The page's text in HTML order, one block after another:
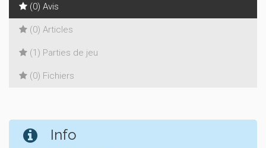
(0) Avis
(0) Articles
(1) Parties de jeu
(0) Fichiers
Info